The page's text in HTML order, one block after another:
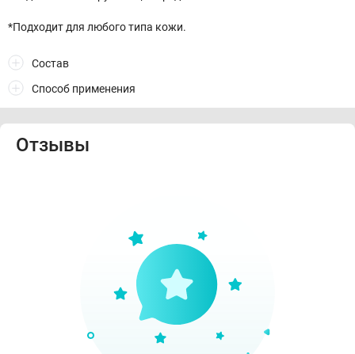
*Подходит для любого типа кожи.
Состав
Способ применения
Отзывы